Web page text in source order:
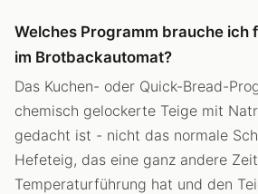
Welches Programm brauche ich
im Brotbackautomat?
Das Kuchen- oder Quick-Bread-
chemisch gelockerte Teige mit
gedacht ist - nicht das normale
Hefeteig, das eine ganz andere
Temperaturführung hat und den